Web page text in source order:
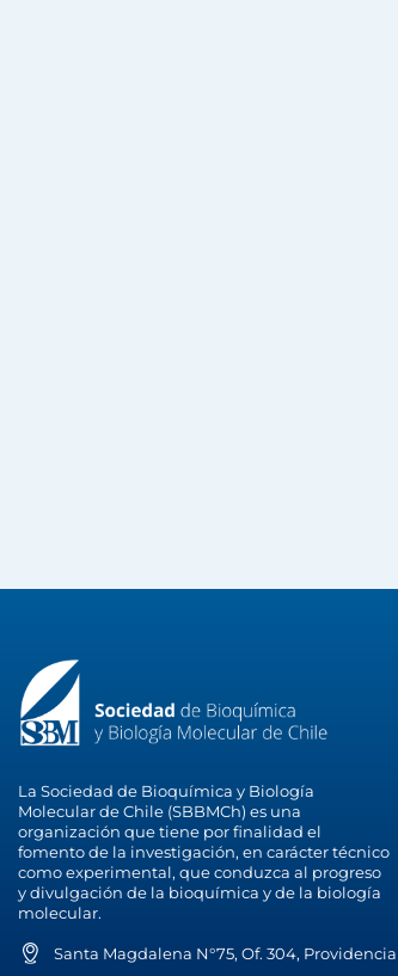
La Sociedad de Bioquímica y Biología
Molecular de Chile (SBBMCh) es una
organización que tiene por finalidad el
fomento de la investigación, en carácter técnico
como experimental, que conduzca al progreso
y divulgación de la bioquímica y de la biología
molecular.
Santa Magdalena N°75, Of. 304, Providencia